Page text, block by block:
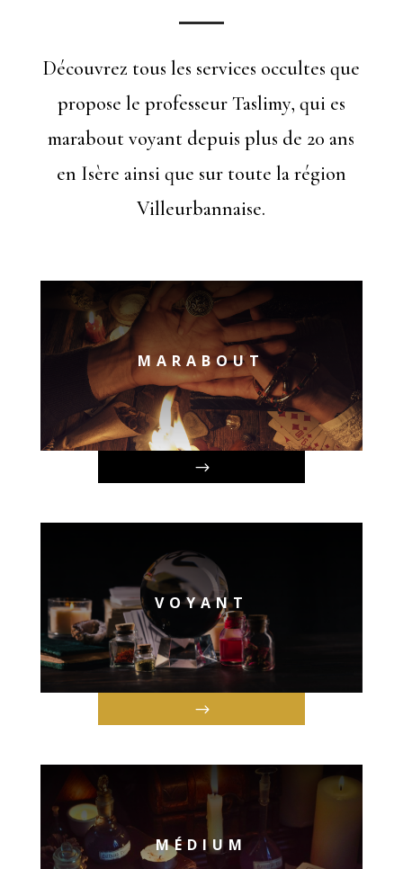
Découvrez tous les services occultes que
propose le professeur Taslimy, qui es
marabout voyant depuis plus de 20 ans
en Isère ainsi que sur toute la région
Villeurbannaise.
MARABOUT
VOYANT
MÉDIUM